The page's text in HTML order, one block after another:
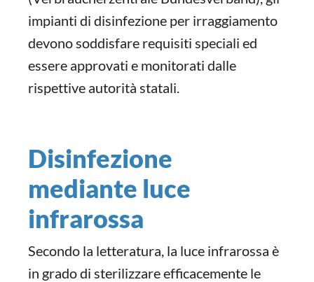
impianti di disinfezione per irraggiamento
devono soddisfare requisiti speciali ed
essere approvati e monitorati dalle
rispettive autorità statali.
Disinfezione
mediante luce
infrarossa
Secondo la letteratura, la luce infrarossa è
in grado di sterilizzare efficacemente le